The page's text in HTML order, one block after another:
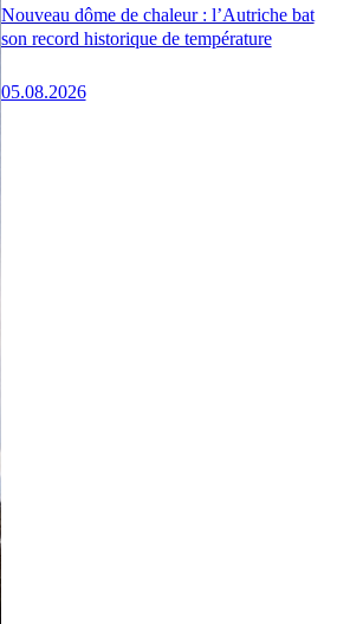
Nouveau dôme de chaleur : l’Autriche bat
son record historique de température
05.08.2026